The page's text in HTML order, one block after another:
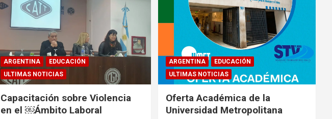
ARGENTINA
EDUCACIÓN
ULTIMAS NOTICIAS
Capacitación sobre Violencia
en el ￼Ámbito Laboral
ARGENTINA
EDUCACIÓN
ULTIMAS NOTICIAS
Oferta Académica de la
Universidad Metropolitana